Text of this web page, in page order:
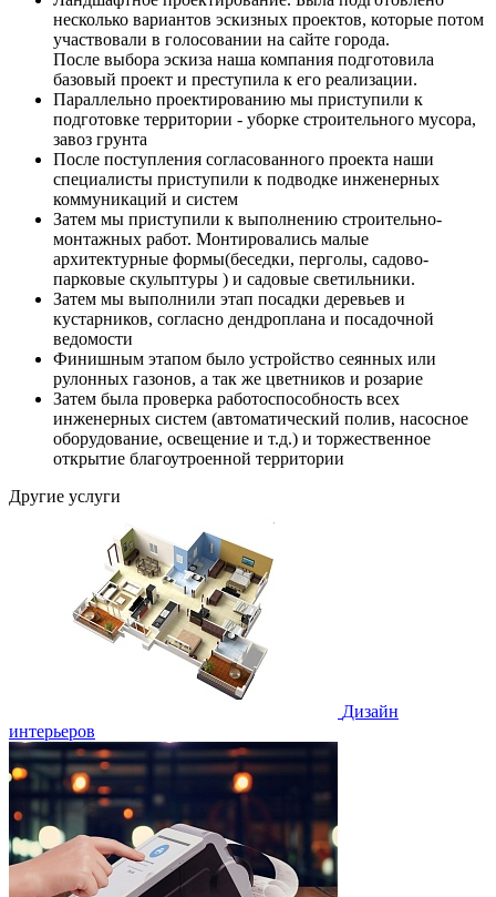
несколько вариантов эскизных проектов, которые потом
участвовали в голосовании на сайте города.
После выбора эскиза наша компания подготовила
базовый проект и преступила к его реализации.
Параллельно проектированию мы приступили к
подготовке территории - уборке строительного мусора,
завоз грунта
После поступления согласованного проекта наши
специалисты приступили к подводке инженерных
коммуникаций и систем
Затем мы приступили к выполнению строительно-
монтажных работ. Монтировались малые
архитектурные формы(беседки, перголы, садово-
парковые скульптуры ) и садовые светильники.
Затем мы выполнили этап посадки деревьев и
кустарников, согласно дендроплана и посадочной
ведомости
Финишным этапом было устройство сеянных или
рулонных газонов, а так же цветников и розарие
Затем была проверка работоспособность всех
инженерных систем (автоматический полив, насосное
оборудование, освещение и т.д.) и торжественное
открытие благоутроенной территории
Другие услуги
Дизайн
интерьеров